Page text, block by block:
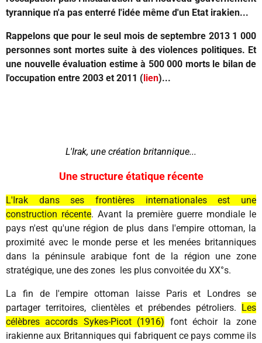
tyrannique n'a pas enterré l'idée même d'un Etat irakien...
Rappelons que pour le seul mois de septembre 2013 1 000
personnes sont mortes suite à des violences politiques. Et
une nouvelle évaluation estime à 500 000 morts le bilan de
l'occupation entre 2003 et 2011 (lien)...
L'Irak, une création britannique...
Une structure étatique récente
L'Irak dans ses frontières internationales est une
construction récente. Avant la première guerre mondiale le
pays n'est qu'une région de plus dans l'empire ottoman, la
proximité avec le monde perse et les menées britanniques
dans la péninsule arabique font de la région une zone
stratégique, une des zones les plus convoitée du XX°s.
La fin de l'empire ottoman laisse Paris et Londres se
partager territoires, clientèles et prébendes pétroliers. Les
célèbres accords Sykes-Picot (1916) font échoir la zone
irakienne aux Britanniques qui fabriquent ce pays comme ils